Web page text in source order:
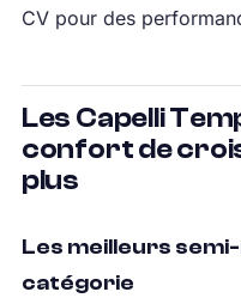
CV pour des
Les Capelli
confort de
plus
Les meilleurs
catégorie